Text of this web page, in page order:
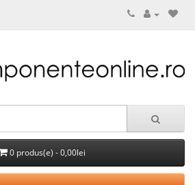
0 produs(e) - 0,00lei